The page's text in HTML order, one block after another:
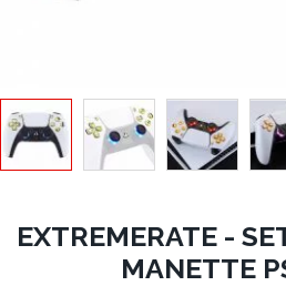
EXTREMERATE -
MANETTE